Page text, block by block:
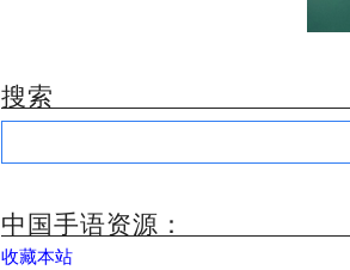
搜索
Search
中国手语资源：
收藏本站